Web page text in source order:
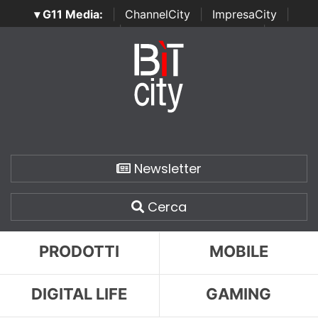
▾ G11 Media: ChannelCity ImpresaCity
SecurityOpenLab | Italian Channel Awards | Italian
Italian Security Awards
Newsletter
Cerca
PRODOTTI MOBILE
DIGITAL LIFE GAMING